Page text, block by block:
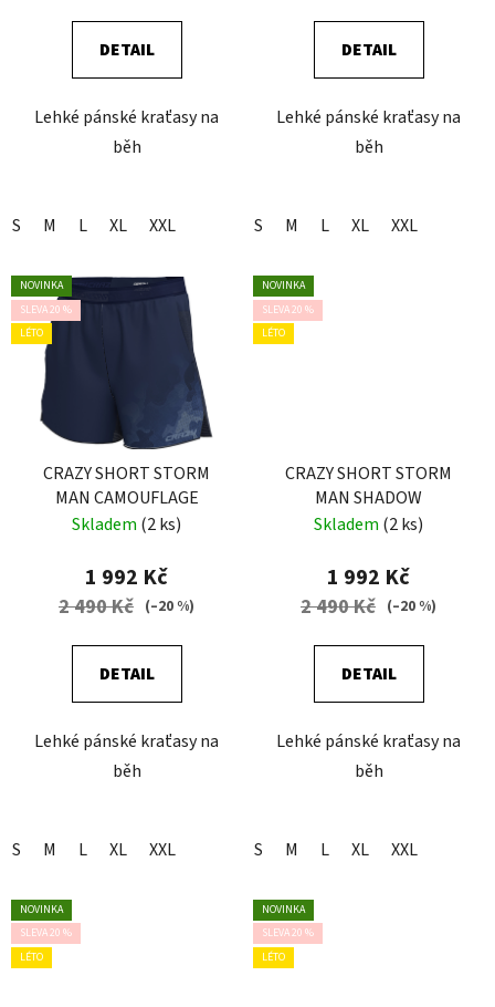
DETAIL
Lehké pánské kraťasy na
běh
S M L XL XXL
DETAIL
Lehké pánské kraťasy na
běh
S M L XL XXL
NOVINKA
SLEVA 20 %
LÉTO
CRAZY SHORT STORM
MAN CAMOUFLAGE
Skladem (2 ks)
1 992 Kč
2 490 Kč (–20 %)
DETAIL
Lehké pánské kraťasy na
běh
S M L XL XXL
NOVINKA
SLEVA 20 %
LÉTO
CRAZY SHORT STORM
MAN SHADOW
Skladem (2 ks)
1 992 Kč
2 490 Kč (–20 %)
DETAIL
Lehké pánské kraťasy na
běh
S M L XL XXL
NOVINKA
SLEVA 20 %
LÉTO
NOVINKA
SLEVA 20 %
LÉTO